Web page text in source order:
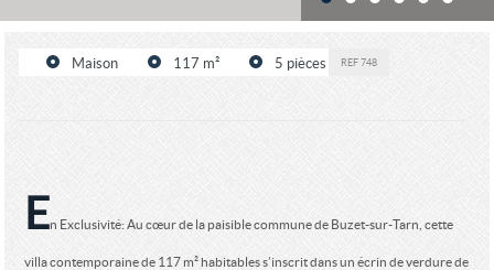
Maison 117 m² 5 pièces REF748
En Exclusivité: Au cœur de la paisible commune de Buzet-sur-Tarn, cette
villa contemporaine de 117 m² habitables s’inscrit dans un écrin de verdure de